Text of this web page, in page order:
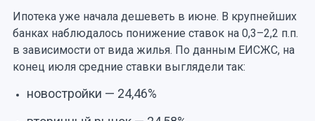
Ипотека уже начала дешеветь в июне. В крупнейших
банках наблюдалось понижение ставок на 0,3–2,2 п.п.
в зависимости от вида жилья. По данным ЕИСЖС, на
конец июля средние ставки выглядели так:
новостройки — 24,46%